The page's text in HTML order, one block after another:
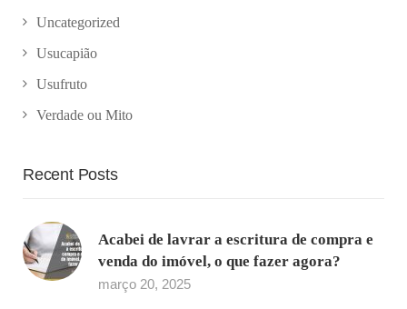
Uncategorized
Usucapião
Usufruto
Verdade ou Mito
Recent Posts
Acabei de lavrar a escritura de compra e
venda do imóvel, o que fazer agora?
março 20, 2025